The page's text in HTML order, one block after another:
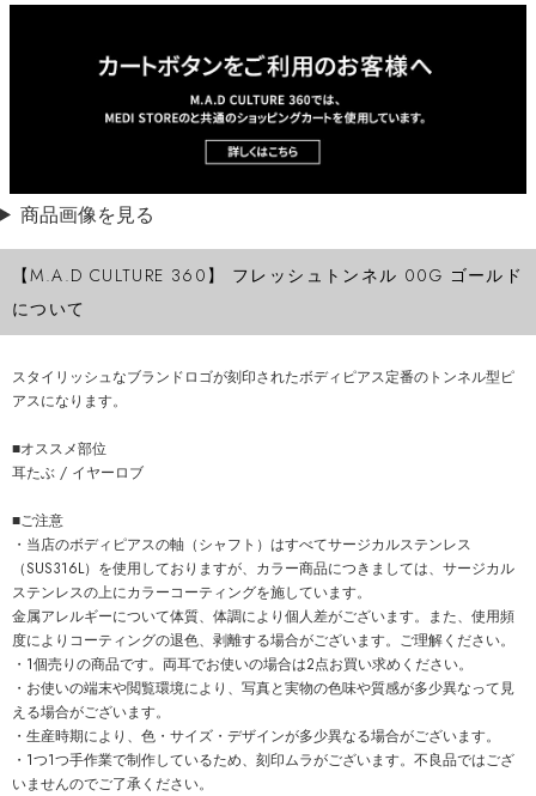
商品画像を見る
【M.A.D CULTURE 360】 フレッシュトンネル 00G ゴールド
について
スタイリッシュなブランドロゴが刻印されたボディピアス定番のトンネル型ピ
アスになります。
■オススメ部位
耳たぶ / イヤーロブ
■ご注意
・当店のボディピアスの軸（シャフト）はすべてサージカルステンレス
（SUS316L）を使用しておりますが、カラー商品につきましては、サージカル
ステンレスの上にカラーコーティングを施しています。
金属アレルギーについて体質、体調により個人差がございます。また、使用頻
度によりコーティングの退色、剥離する場合がございます。ご理解ください。
・1個売りの商品です。両耳でお使いの場合は2点お買い求めください。
・お使いの端末や閲覧環境により、写真と実物の色味や質感が多少異なって見
える場合がございます。
・生産時期により、色・サイズ・デザインが多少異なる場合がございます。
・1つ1つ手作業で制作しているため、刻印ムラがございます。不良品ではござ
いませんのでご了承ください。